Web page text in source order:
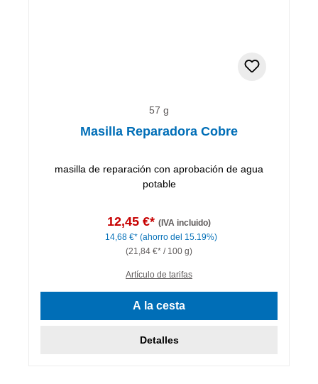
57 g
Masilla Reparadora Cobre
masilla de reparación con aprobación de agua
potable
12,45 €* (IVA incluido)
14,68 €* (ahorro del 15.19%)
(21,84 €* / 100 g)
Artículo de tarifas
A la cesta
Detalles